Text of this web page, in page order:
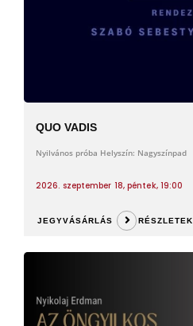
QUO VADIS
Nyilvános próba Helyszín: Nagyszínpad
2026. szeptember 18, péntek, 19:00
JEGYVÁSÁRLÁS RÉSZLETEK